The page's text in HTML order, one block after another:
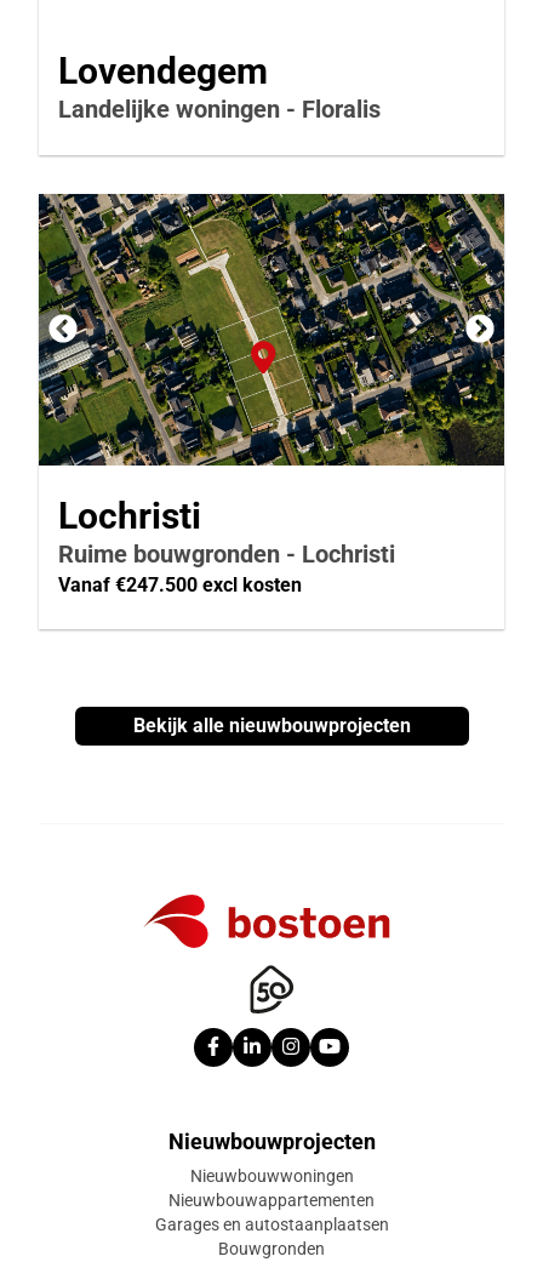
Lovendegem
Landelijke woningen - Floralis
Lochristi
Ruime bouwgronden - Lochristi
Vanaf €247.500 excl kosten
Bekijk alle nieuwbouwprojecten
Nieuwbouwprojecten
Nieuwbouwwoningen
Nieuwbouwappartementen
Garages en autostaanplaatsen
Bouwgronden